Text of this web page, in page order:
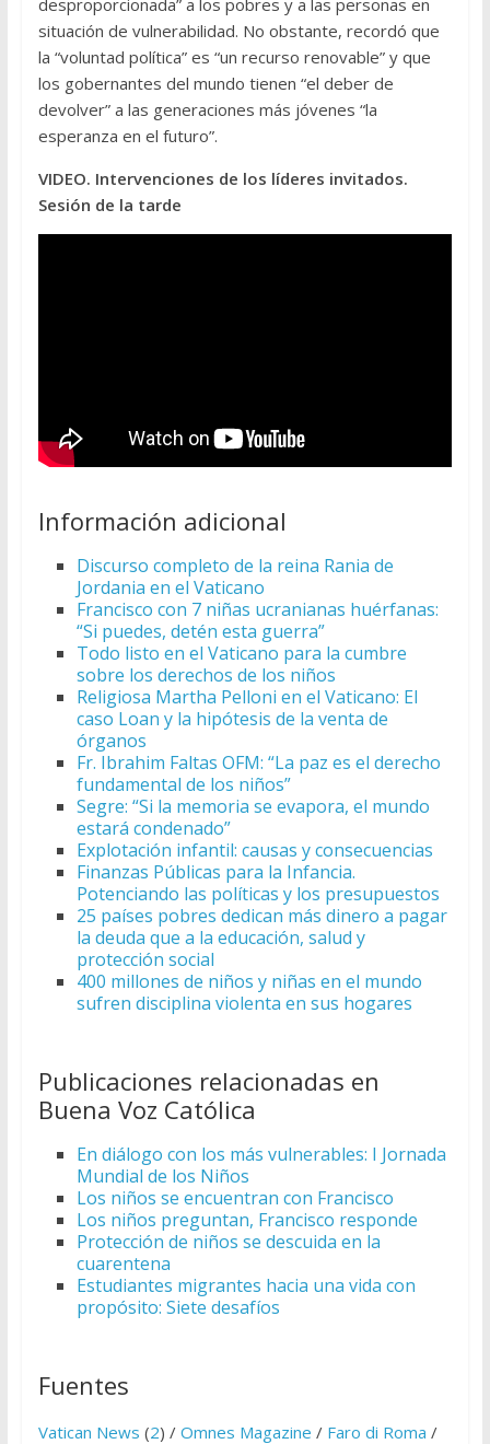
situación de vulnerabilidad. No obstante, recordó que
la “voluntad política” es “un recurso renovable” y que
los gobernantes del mundo tienen “el deber de
devolver” a las generaciones más jóvenes “la
esperanza en el futuro”.
VIDEO. Intervenciones de los líderes invitados.
Sesión de la tarde
Información adicional
Discurso completo de la reina Rania de
Jordania en el Vaticano
Francisco con 7 niñas ucranianas huérfanas:
“Si puedes, detén esta guerra”
Todo listo en el Vaticano para la cumbre
sobre los derechos de los niños
Religiosa Martha Pelloni en el Vaticano: El
caso Loan y la hipótesis de la venta de
órganos
Fr. Ibrahim Faltas OFM: “La paz es el derecho
fundamental de los niños”
Segre: “Si la memoria se evapora, el mundo
estará condenado”
Explotación infantil: causas y consecuencias
Finanzas Públicas para la Infancia.
Potenciando las políticas y los presupuestos
25 países pobres dedican más dinero a pagar
la deuda que a la educación, salud y
protección social
400 millones de niños y niñas en el mundo
sufren disciplina violenta en sus hogares
Publicaciones relacionadas en
Buena Voz Católica
En diálogo con los más vulnerables: I Jornada
Mundial de los Niños
Los niños se encuentran con Francisco
Los niños preguntan, Francisco responde
Protección de niños se descuida en la
cuarentena
Estudiantes migrantes hacia una vida con
propósito: Siete desafíos
Fuentes
Vatican News (2) / Omnes Magazine / Faro di Roma /